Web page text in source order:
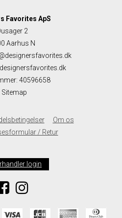
Favorites ApS
2
Aarhus N
: 40596658
Sitemap
Om os
/ Retur
login